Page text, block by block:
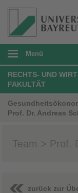
Menü
RECHTS- UND
FAKULTÄT
Prof. Dr. Andreas
Team > Prof.
zurück zur